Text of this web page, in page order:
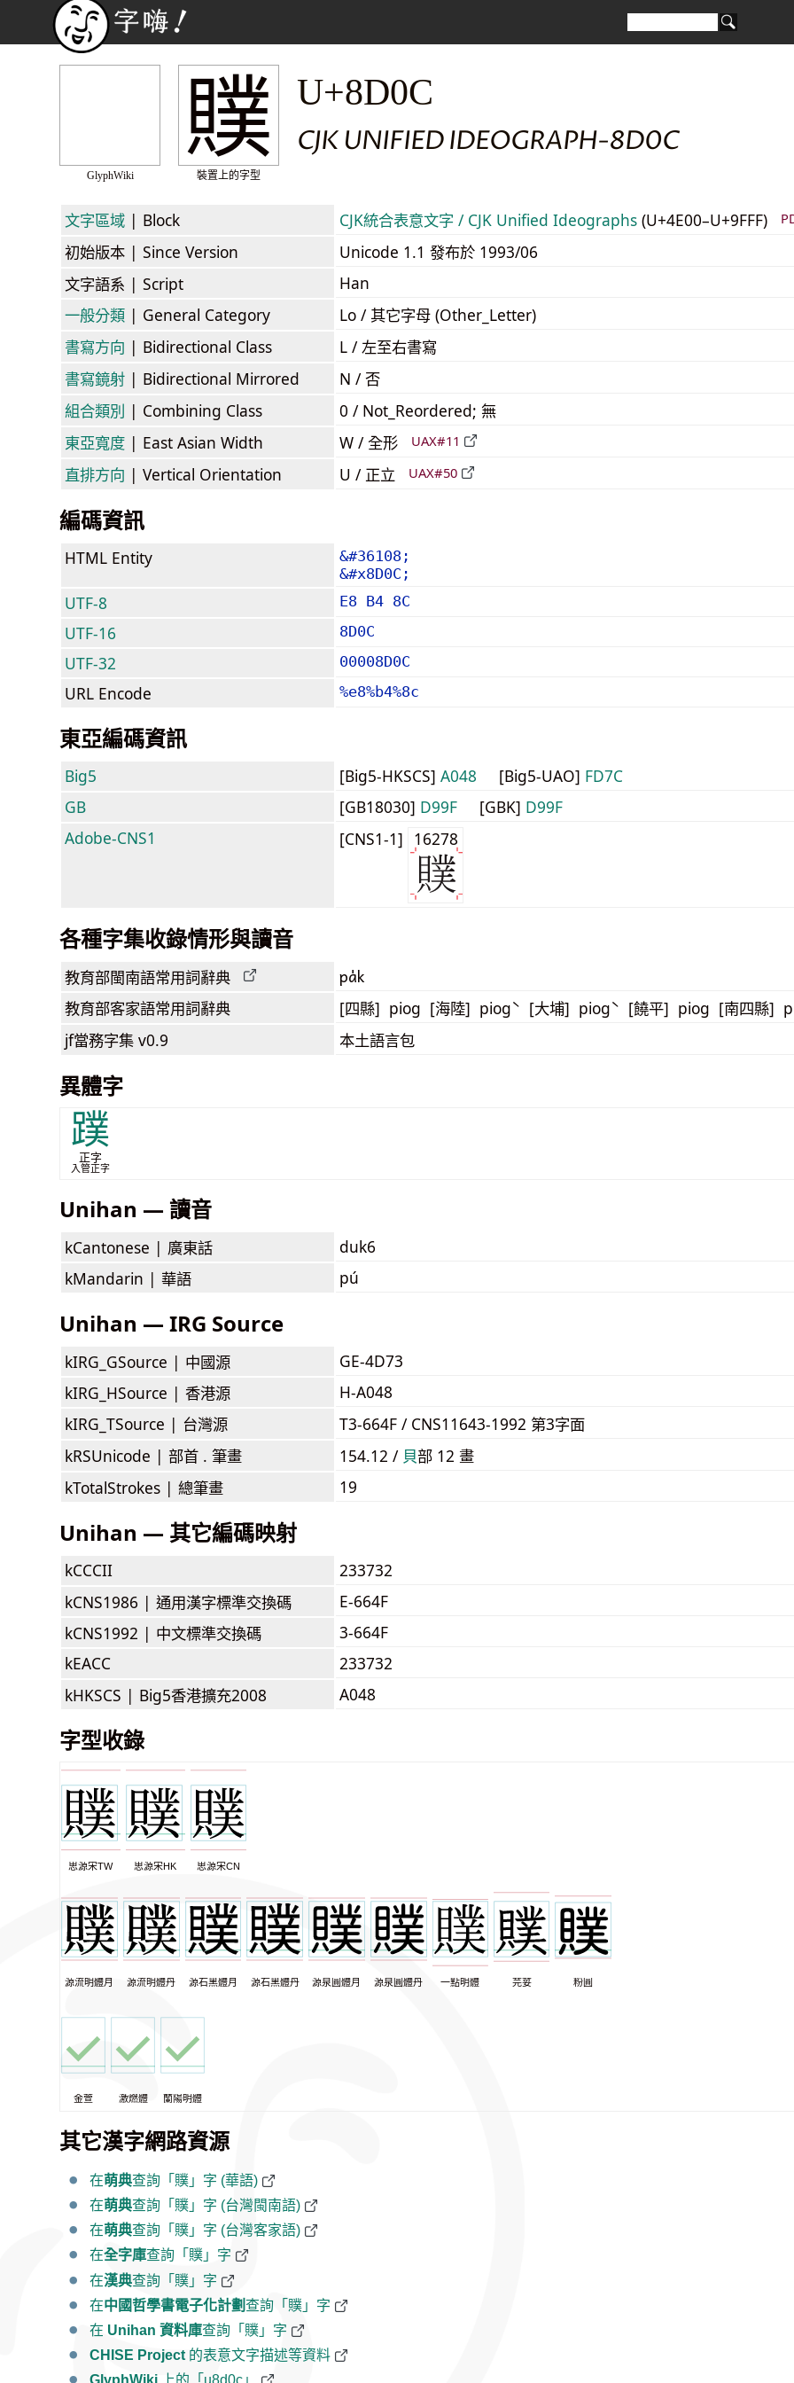
GlyphWiki
贌
裝置上的字型
U+8D0C
CJK UNIFIED IDEOGRAPH-8D0C
文字區域 | Block CJK統合表意文字 / CJK Unified Ideographs (U+4E00–U+9FFF)
初始版本 | Since Version
Unicode 1.1 發布於 1993/06
文字語系 | Script
Han
一般分類 | General Category
Lo / 其它字母 (Other_Letter)
書寫方向 | Bidirectional Class
L / 左至右書寫
書寫鏡射 | Bidirectional Mirrored
N / 否
組合類別 | Combining Class
0 / Not_Reordered; 無
東亞寬度 | East Asian Width W / 全形 UAX#11
直排方向 | Vertical Orientation U / 正立 UAX#50
編碼資訊
HTML Entity
&#36108;
&#x8D0C;
UTF-8 E8 B4 8C
UTF-16 8D0C
UTF-32 00008D0C
URL Encode %e8%b4%8c
東亞編碼資訊
Big5 [Big5-HKSCS] A048 [Big5-UAO] FD7C
GB
[GB18030] D99F [GBK] D99F
Adobe-CNS1
[CNS1-1] 16278
各種字集收錄情形與讀音
教育部閩南語常用詞辭典 pa̍k
教育部客家語常用詞辭典 [四縣] piog [海陸] piogˋ [大埔] piogˋ [饒平] piog [南四縣]
jf當務字集 v0.9 本土語言包
異體字
蹼
正字
入管正字
Unihan — 讀音
kCantonese | 廣東話
duk6
kMandarin | 華語 pú
Unihan — IRG Source
kIRG_GSource | 中國源
GE-4D73
kIRG_HSource | 香港源
H-A048
kIRG_TSource | 台灣源
T3-664F / CNS11643-1992 第3字面
kRSUnicode | 部首 . 筆畫 154.12 / ⾙部 12 畫
kTotalStrokes | 總筆畫 19
Unihan — 其它編碼映射
kCCCII
233732
kCNS1986 | 通用漢字標準交換碼
E-664F
kCNS1992 | 中文標準交換碼
3-664F
kEACC
233732
kHKSCS | Big5香港擴充2008 A048
字型收錄
思源宋TW 思源宋HK 思源宋CN
源流明體月 源流明體丹 源石黑體月 源石黑體丹 源泉圓體月 源泉圓體丹 一點明體 芫荽 粉圓
金萱 激燃體 蘭陽明體
其它漢字網路資源
在萌典查詢「贌」字 (華語)
在萌典查詢「贌」字 (台灣閩南語)
在萌典查詢「贌」字 (台灣客家語)
在全字庫查詢「贌」字
在漢典查詢「贌」字
在中國哲學書電子化計劃 查詢「贌」字
在 Unihan 資料庫查詢「贌」字
CHISE Project 的表意文字描述等資料